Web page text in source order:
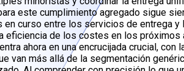
este cumplimiento agregado sigue
en curso entre los servicios de entrega
eficiencia de los costes en los próximos
ahora en una encrucijada crucial,
van más allá de la segmentación